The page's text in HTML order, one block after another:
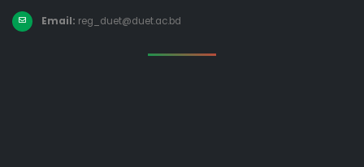
Email: reg_duet@duet.ac.bd